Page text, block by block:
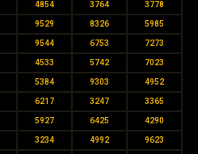
4854 3764 3778
9529 8326 5985
9544 6753 7273
4533 5742 7023
5384 9303 4952
6217 3247 3365
5927 6425 4290
3234 4992 9623